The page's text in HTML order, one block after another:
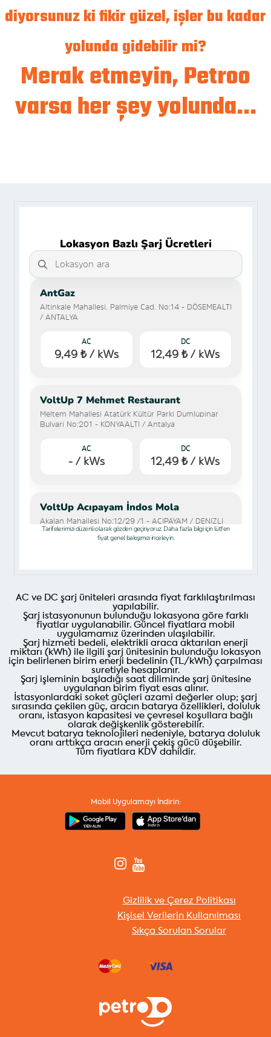
diyorsunuz ki fikir güzel, işler bu kadar
yolunda gidebilir mi?
Merak etmeyin, Petroo
varsa her şey yolunda...
AC ve DC şarj üniteleri arasında fiyat farklılaştırılması
yapılabilir.
Şarj istasyonunun bulunduğu lokasyona göre farklı
fiyatlar uygulanabilir. Güncel fiyatlara mobil
uygulamamız üzerinden ulaşılabilir.
Şarj hizmeti bedeli, elektrikli araca aktarılan enerji
miktarı (kWh) ile ilgili şarj ünitesinin bulunduğu lokasyon
için belirlenen birim enerji bedelinin (TL/kWh) çarpılması
suretiyle hesaplanır.
Şarj işleminin başladığı saat diliminde şarj ünitesine
uygulanan birim fiyat esas alınır.
İstasyonlardaki soket güçleri azami değerler olup; şarj
sırasında çekilen güç, aracın batarya özellikleri, doluluk
oranı, istasyon kapasitesi ve çevresel koşullara bağlı
olarak değişkenlik gösterebilir.
Mevcut batarya teknolojileri nedeniyle, batarya doluluk
oranı arttıkça aracın enerji çekiş gücü düşebilir.
Tüm fiyatlara KDV dahildir.
Mobil Uygulamayı İndirin:
Gizlilik ve Çerez Politikası
Kişisel Verilerin Kullanılması
Sıkça Sorulan Sorular